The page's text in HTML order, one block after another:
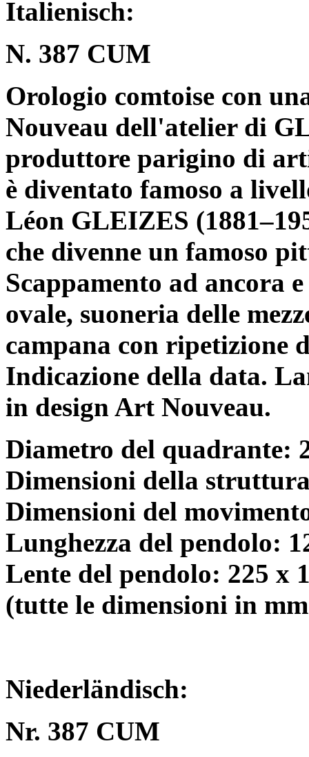
Italienisch:
N. 387 CUM
Orologio comtoise con
Nouveau dell'atelier di
produttore parigino di
è diventato famoso a
Léon GLEIZES
che divenne un famoso
Scappamento ad ancora
ovale, suoneria delle
campana con ripetizione
Indicazione della data.
in design Art Nouveau.
Diametro del quadrante:
Dimensioni della
Dimensioni del
Lunghezza del pendolo:
Lente del pendolo: 225 x
(tutte le dimensioni in
Niederländisch:
Nr. 387 CUM